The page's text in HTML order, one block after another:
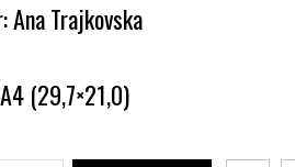
Ana Trajkovska
(29,7×21,0)